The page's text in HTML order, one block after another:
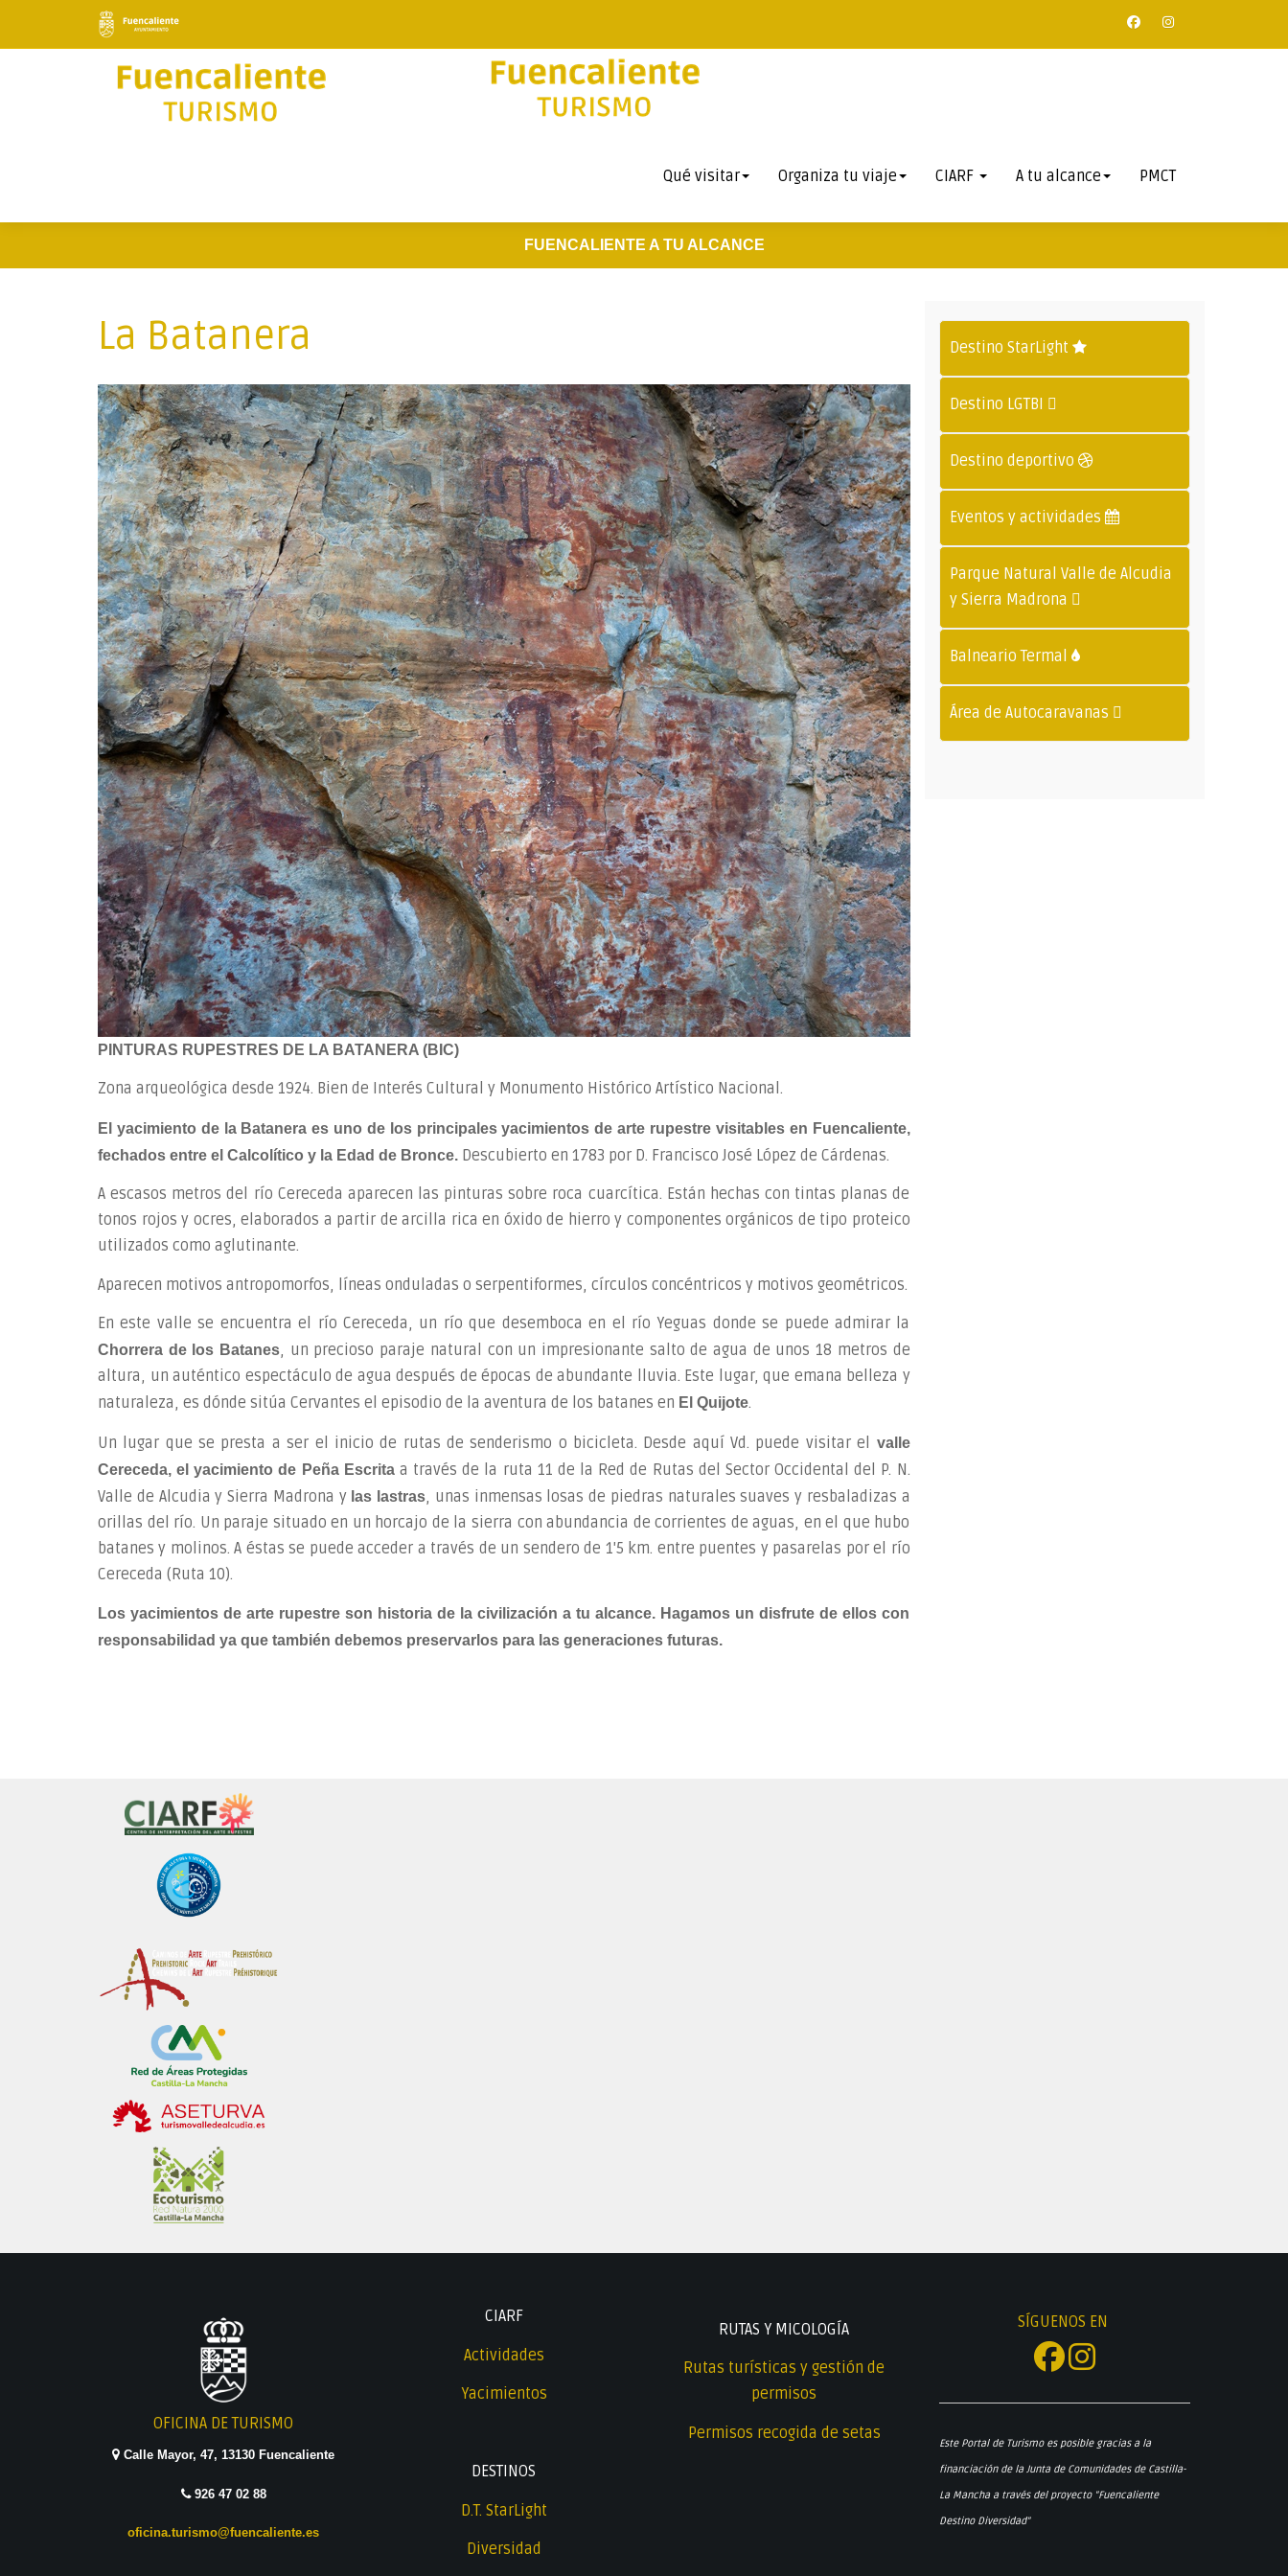
Qué visitar Organiza tu viaje CIARF A tu alcance PMCT
FUENCALIENTE A TU ALCANCE
La Batanera
PINTURAS RUPESTRES DE LA BATANERA (BIC)
Zona arqueológica desde 1924. Bien de Interés Cultural y Monumento Histórico Artístico Nacional.
El yacimiento de la Bataneraes uno delos principalesyacimientos de arte rupestre visitables en Fuencaliente,
fechados entre el Calcolítico y la Edad de Bronce. Descubierto en 1783 por D. Francisco José López de Cárdenas.
A escasos metros del río Cereceda aparecen las pinturas sobre roca cuarcítica. Están hechas con tintas planas de
tonos rojos y ocres, elaborados a partir de arcilla rica en óxido de hierro y componentes orgánicos de tipo proteico
utilizados como aglutinante.
Aparecen motivos antropomorfos, líneas onduladas o serpentiformes, círculos concéntricos y motivos geométricos.
En este valle se encuentra el río Cereceda, un río que desemboca en el río Yeguas donde se puede admirar la
Chorrera de los Batanes, un precioso paraje natural con un impresionante salto de agua de unos 18 metros de
altura, un auténtico espectáculo de agua después de épocas de abundante lluvia. Este lugar, que emana belleza y
naturaleza, es dónde sitúa Cervantes el episodio de la aventura de los batanes en El Quijote.
Un lugar que se presta a ser el inicio de rutas de senderismo o bicicleta. Desde aquí Vd. puede visitar el
valle
Cereceda, el yacimiento de Peña Escritaa través de la ruta 11 de la Red de Rutas del Sector Occidental del P. N.
Valle de Alcudia y Sierra Madrona y las lastras, unas inmensas losas de piedras naturales suaves y resbaladizas a
orillas del río. Un paraje situado en un horcajo de la sierra con abundancia de corrientes de aguas, en el que hubo
batanes y molinos. A éstas se puede acceder a través de un sendero de 1'5 km. entre puentes y pasarelas por el río
Cereceda (Ruta 10).
Los yacimientos de arte rupestre son historia de la civilización a tu alcance. Hagamos un disfrute de ellos con
responsabilidad ya que también debemos preservarlos para las generaciones futuras.
Destino StarLight
Destino LGTBI
Destino deportivo
Eventos y actividades
Parque Natural Valle de Alcudia
y Sierra Madrona
Balneario Termal
Área de Autocaravanas
OFICINA DE TURISMO
Calle Mayor, 47, 13130 Fuencaliente
926 47 02 88
oficina.turismo@fuencaliente.es
CIARF
Actividades
Yacimientos
DESTINOS
D.T. StarLight
Diversidad
RUTAS Y MICOLOGÍA
Rutas turísticas y gestión de
permisos
Permisos recogida de setas
SÍGUENOS EN
Este Portal de Turismo es posible gracias a la
financiación de la Junta de Comunidades de Castilla-
La Mancha a través del proyecto "Fuencaliente
Destino Diversidad"